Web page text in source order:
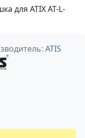
для ATIX AT-L-
ATIS